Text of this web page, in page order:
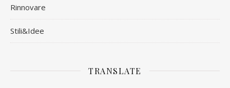
Rinnovare
Stili&Idee
TRANSLATE